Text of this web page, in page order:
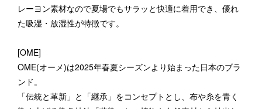
レーヨン素材なので夏場でもサラッと快適に着用でき、優れ
た吸湿・放湿性が特徴です。
[OME]
OME(オーメ)は2025年春夏シーズンより始まった日本のブラ
ンド。
「伝統と革新」と「継承」をコンセプトとし、布や糸を青く